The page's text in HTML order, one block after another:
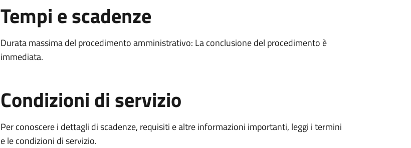
Tempi e scadenze
Durata massima del procedimento amministrativo: La conclusione del procedimento è
immediata.
Condizioni di servizio
Per conoscere i dettagli di scadenze, requisiti e altre informazioni importanti, leggi i termini
e le condizioni di servizio.